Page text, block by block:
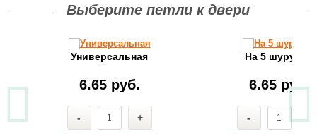
Выберите петли к двери
Универсальная
6.65 руб.
- +
На 5 шурупов
6.65 руб.
- +